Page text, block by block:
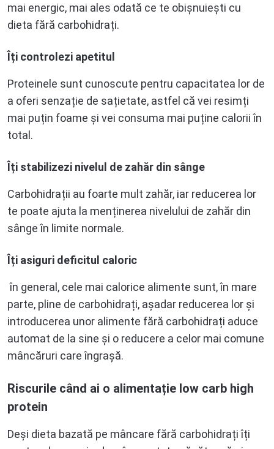
mai energic, mai ales odată ce te obișnuiești cu
dieta fără carbohidrați.
Îți controlezi apetitul
Proteinele sunt cunoscute pentru capacitatea lor de
a oferi senzație de sațietate, astfel că vei resimți
mai puțin foame și vei consuma mai puține calorii în
total.
Îți stabilizezi nivelul de zahăr din sânge
Carbohidrații au foarte mult zahăr, iar reducerea lor
te poate ajuta la menținerea nivelului de zahăr din
sânge în limite normale.
Îți asiguri deficitul caloric
în general, cele mai calorice alimente sunt, în mare
parte, pline de carbohidrați, așadar reducerea lor și
introducerea unor alimente fără carbohidrați aduce
automat de la sine și o reducere a celor mai comune
mâncăruri care îngrașă.
Riscurile când ai o alimentație low carb high
protein
Deși dieta bazată pe mâncare fără carbohidrați îți